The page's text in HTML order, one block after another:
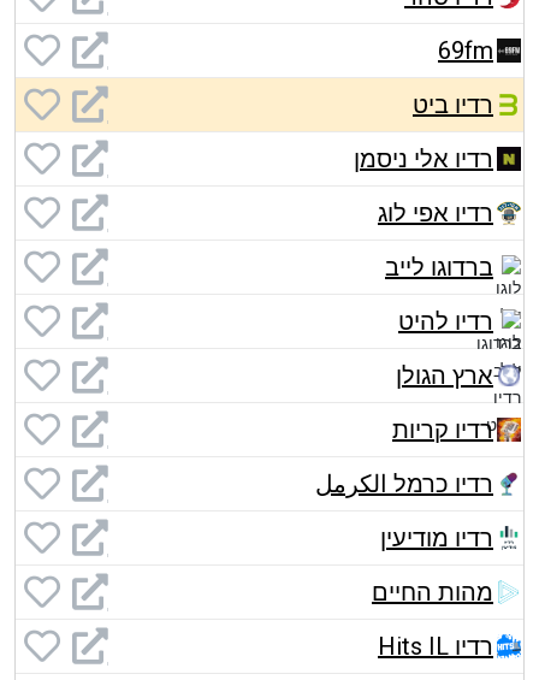
69fm
רדיו ביט
רדיו אלי ניסמן
רדיו אפי לוג
ברדוגו לייב
רדיו להיט
ארץ הגולן
רדיו קריות
רדיו כרמל الكرمل
רדיו מודיעין
מהות החיים
רדיו Hits IL